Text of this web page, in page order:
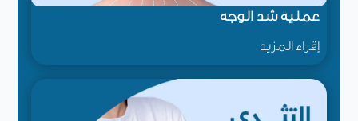
عملية شد الوجه
إقراء المزيد